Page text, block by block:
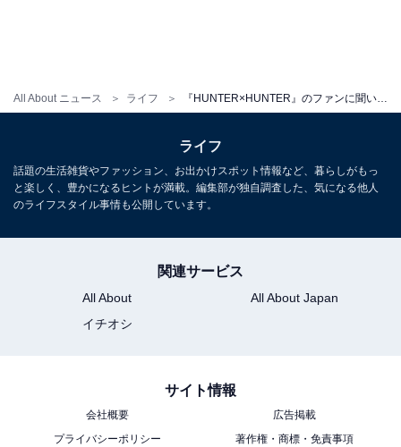
All About ニュース ライフ
次いで3位は「強化系」。好きな使用キャラとして挙が
ったのは、ゴン、ネテロ会長、カストロでした。
ンター協会会長のネテロなど、主人公格が使っている王
道の能力ということもあってか、3位の人気を集めまし
また、そんな2人に続いて名前が挙がったのはカスト
ロ。奇体の才能を持っていたにもかかわらず、強化系で
ある自身とは相性の悪い具現化系・操作系の複合能力で
ライフ
話題の生活雑貨やファッション、お出かけスポット情報など、暮らしがもっ
と楽しく、豊かになるヒントが満載。編集部が独自調査した、気になる他人
のライフスタイル事情も公開しています。
関連サービス
All About
All About Japan
イチオシ
サイト情報
会社概要
広告掲載
プライバシーポリシー
著作権・商標・免責事項